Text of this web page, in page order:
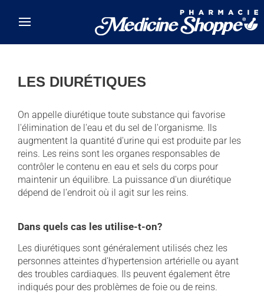
LES DIURÉTIQUES
On appelle diurétique toute substance qui favorise
l'élimination de l'eau et du sel de l'organisme. Ils
augmentent la quantité d'urine qui est produite par les
reins. Les reins sont les organes responsables de
contrôler le contenu en eau et sels du corps pour
maintenir un équilibre. La puissance d'un diurétique
dépend de l'endroit où il agit sur les reins.
Dans quels cas les utilise-t-on?
Les diurétiques sont généralement utilisés chez les
personnes atteintes d'hypertension artérielle ou ayant
des troubles cardiaques. Ils peuvent également être
indiqués pour des problèmes de foie ou de reins.